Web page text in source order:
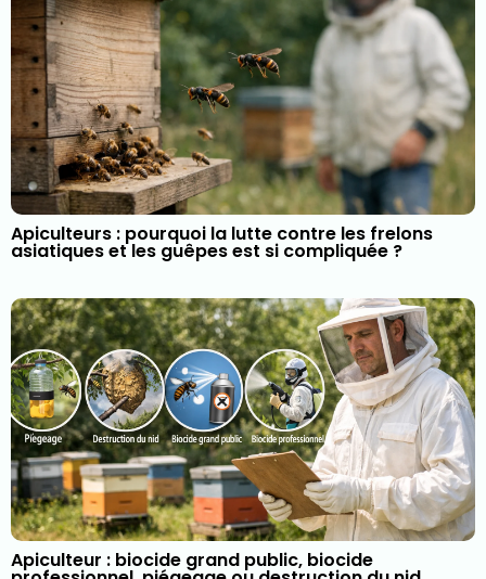
Apiculteurs : pourquoi la lutte contre les frelons
asiatiques et les guêpes est si compliquée ?
Apiculteur : biocide grand public, biocide